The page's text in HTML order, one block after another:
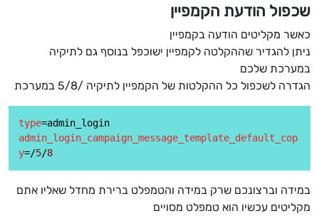
שכפול הודעת הקמפיין
כאשר מקליטים הודעה בקמפיין
ניתן להגדיר שההקלטה לקמפיין ישוכפל בנוסף גם לתיקיה
במערכת שלכם
הגדרה לשכפול כל ההקלטות של הקמפיין לתיקיה /5/8 במערכת
type
admin_login_campaign_message_template_default_cop
y=/5/8
במידה וברצונכם שרק במידה והטמפלט ברירת מחדל שאליו אתם
מקליטים עכשיו הוא טמפלט מסויים